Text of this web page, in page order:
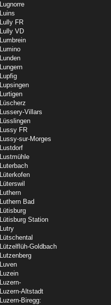
Lugnorre
Luins
Lully FR
Lully VD
Lumbrein
Lumino
Lunden
Lungern
Lupfig
Lupsingen
Lurtigen
Lüscherz
Lussery-Villars
Lüsslingen
Lussy FR
Lussy-sur-Morges
Lustdorf
Lustmühle
Luterbach
Lüterkofen
Lüterswil
Luthern
Luthern Bad
Lütisburg
Lütisburg Station
Lutry
Lütschental
Lützelflüh-Goldbach
Lutzenberg
Luven
Luzein
Luzern-
Luzern-Altstadt
Luzern-Biregg: